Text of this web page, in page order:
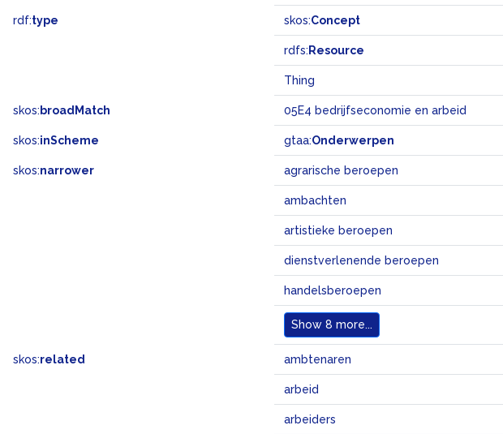
rdf:type skos:Concept
rdfs: Resource
Thing
skos: broadMatch 05E4 bedrijfseconomie en arbeid
skos:inScheme gtaa:Onderwerpen
skos:narrower agrarische beroepen
ambachten
artistieke beroepen
dienstverlenende beroepen
handelsberoepen
Show 8 more...
skos:related ambtenaren
arbeid
arbeiders